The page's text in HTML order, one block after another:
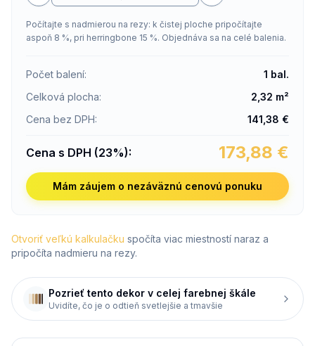
Počítajte s nadmierou na rezy: k čistej ploche pripočítajte
aspoň 8 %, pri herringbone 15 %. Objednáva sa na celé balenia.
Počet balení: 1 bal.
Celková plocha: 2,32 m²
Cena bez DPH: 141,38 €
Cena s DPH (23%): 173,88 €
Mám záujem o nezáväznú cenovú ponuku
Otvoriť veľkú kalkulačku spočíta viac miestností naraz a
pripočíta nadmieru na rezy.
Pozrieť tento dekor v celej farebnej škále
Uvidíte, čo je o odtieň svetlejšie a tmavšie